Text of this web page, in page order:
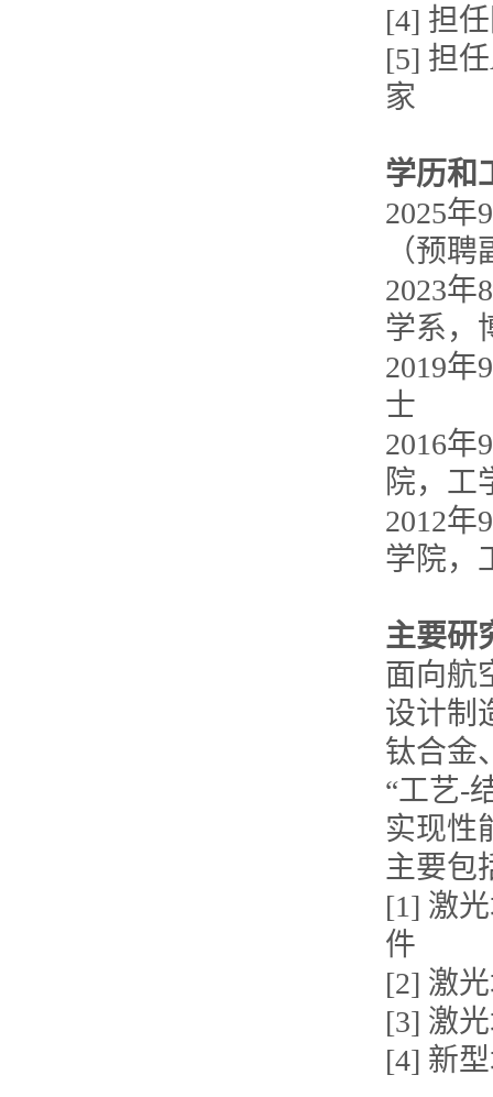
[4] 担
[5] 担
家
学历和
2025年
（预
2023年
学系，
2019年
士
2016年
院，工
2012年
学院，
主要研
面向航
设计制
钛合金
“工艺-
实现性
主要包
[1] 激
件
[2] 激
[3] 激
[4] 新